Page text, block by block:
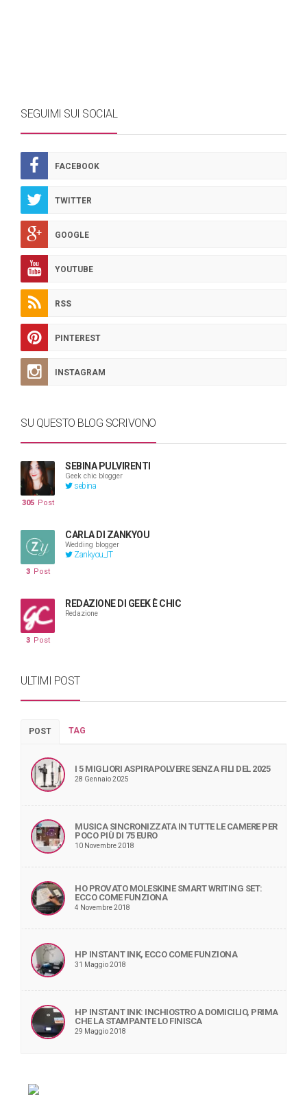
SEGUIMI SUI SOCIAL
FACEBOOK
TWITTER
GOOGLE
YOUTUBE
RSS
PINTEREST
INSTAGRAM
SU QUESTO BLOG SCRIVONO
SEBINA PULVIRENTI
Geek chic blogger
sebina
305 Post
CARLA DI ZANKYOU
Wedding blogger
Zankyou_IT
3 Post
REDAZIONE DI GEEK È CHIC
Redazione
3 Post
ULTIMI POST
POST TAG
I 5 MIGLIORI ASPIRAPOLVERE SENZA FILI DEL 2025
28 Gennaio 2025
MUSICA SINCRONIZZATA IN TUTTE LE CAMERE PER
POCO PIÙ DI 75 EURO
10 Novembre 2018
HO PROVATO MOLESKINE SMART WRITING SET:
ECCO COME FUNZIONA
4 Novembre 2018
HP INSTANT INK, ECCO COME FUNZIONA
31 Maggio 2018
HP INSTANT INK: INCHIOSTRO A DOMICILIO, PRIMA
CHE LA STAMPANTE LO FINISCA
29 Maggio 2018